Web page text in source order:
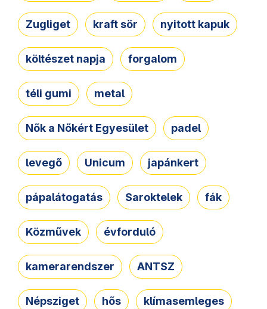
Zugliget kraft sör nyitott kapuk
költészet napja forgalom
téli gumi metal
Nők a Nőkért Egyesület padel
levegő Unicum japánkert
pápalátogatás Saroktelek fák
Közművek évforduló
kamerarendszer ANTSZ
Népsziget hős klímasemleges